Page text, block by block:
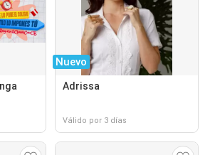
Nuevo
Adrissa
Válido por 3 días